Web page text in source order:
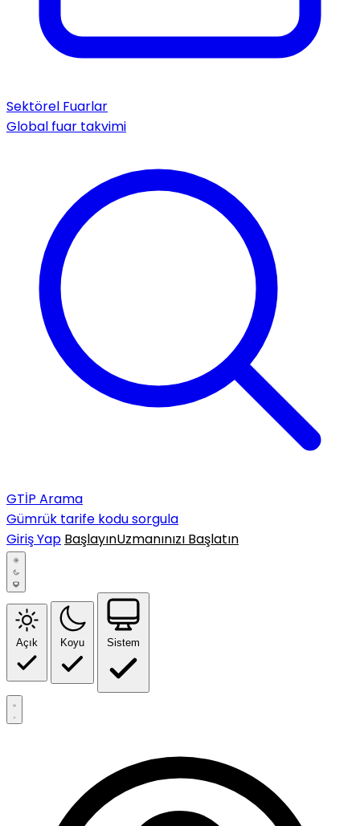
Sektörel Fuarlar
Global fuar takvimi
GTİP Arama
Gümrük tarife kodu sorgula
Giriş Yap BaşlayınUzmanınızı Başlatın
Açık Koyu Sistem